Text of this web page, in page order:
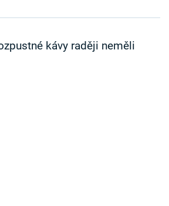
kávy raději neměli